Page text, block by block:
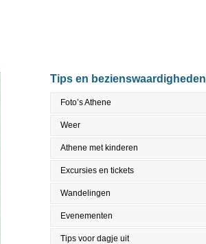
Tips en bezienswaardigheden
Foto’s Athene
Weer
Athene met kinderen
Excursies en tickets
Wandelingen
Evenementen
Tips voor dagje uit